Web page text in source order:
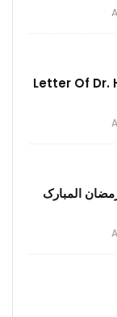
Letter Of Dr.
المبارک